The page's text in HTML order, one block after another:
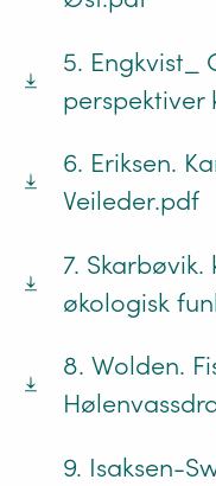
5. Engkvist_
perspektiver
6. Eriksen.
Veileder.pdf
7.
økologisk
8. Wolden.
9. Isaksen-